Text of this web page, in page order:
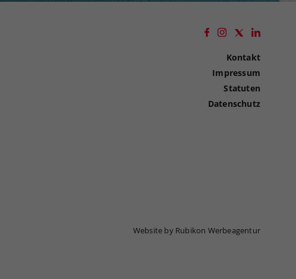
Kontakt
Impressum
Statuten
Datenschutz
Website by Rubikon Werbeagentur